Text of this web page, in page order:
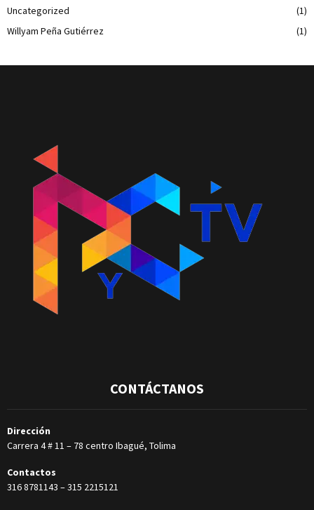
Uncategorized
(1)
Willyam Peña Gutiérrez
(1)
CONTÁCTANOS
Dirección
Carrera 4 # 11 – 78 centro Ibagué, Tolima
Contactos
316 8781143 –315 2215121